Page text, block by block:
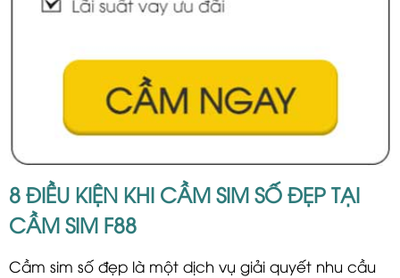
8 ĐIỀU KIỆN KHI CẦM SIM SỐ ĐẸP TẠI
CẦM SIM F88
Cầm sim số đẹp là một dịch vụ giải quyết nhu cầu